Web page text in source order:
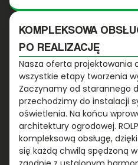
KOMPLEKSOWA
PO REALIZACJĘ
Nasza oferta projektowania
wszystkie etapy tworzenia
Zaczynamy od starannego
przechodzimy do instalacji
oświetlenia. Na końcu
architektury ogrodowej.
kompleksową obsługę,
się każdą chwilą spędzoną